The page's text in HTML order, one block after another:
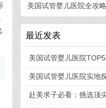
最近发表